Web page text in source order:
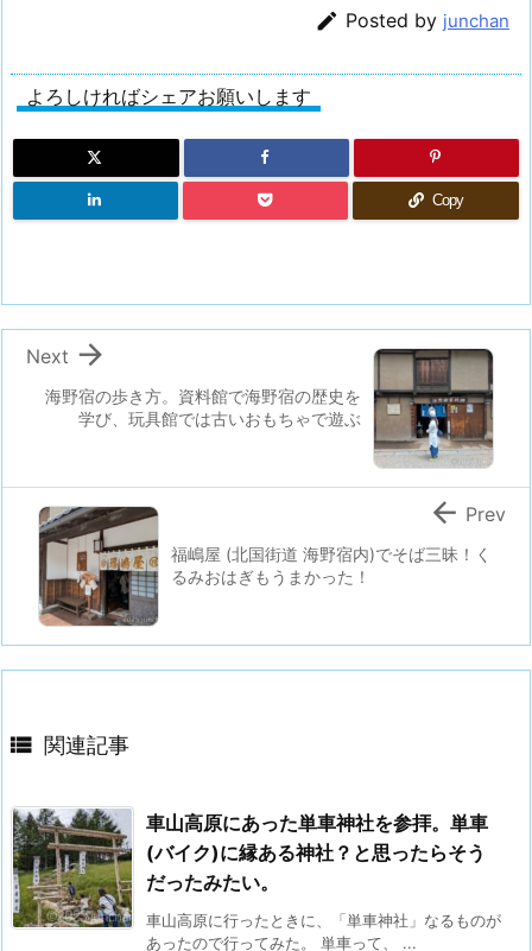
 Posted by junchan
よろしければシェアお願いします
Copy
海野宿の歩き方。資料館で海野宿の歴史を
学び、玩具館では古いおもちゃで遊ぶ

Next
福嶋屋 (北国街道 海野宿内)でそば三昧！く
るみおはぎもうまかった！
 Prev
 関連記事
車山高原にあった単車神社を参拝。単車
(バイク)に縁ある神社？と思ったらそう
だったみたい。
車山高原に行ったときに、「単車神社」なるものが
あったので行ってみた。 単車って、 ...